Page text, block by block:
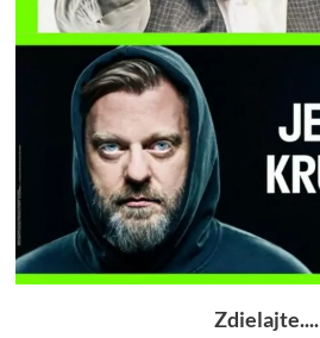
Zdielajte....